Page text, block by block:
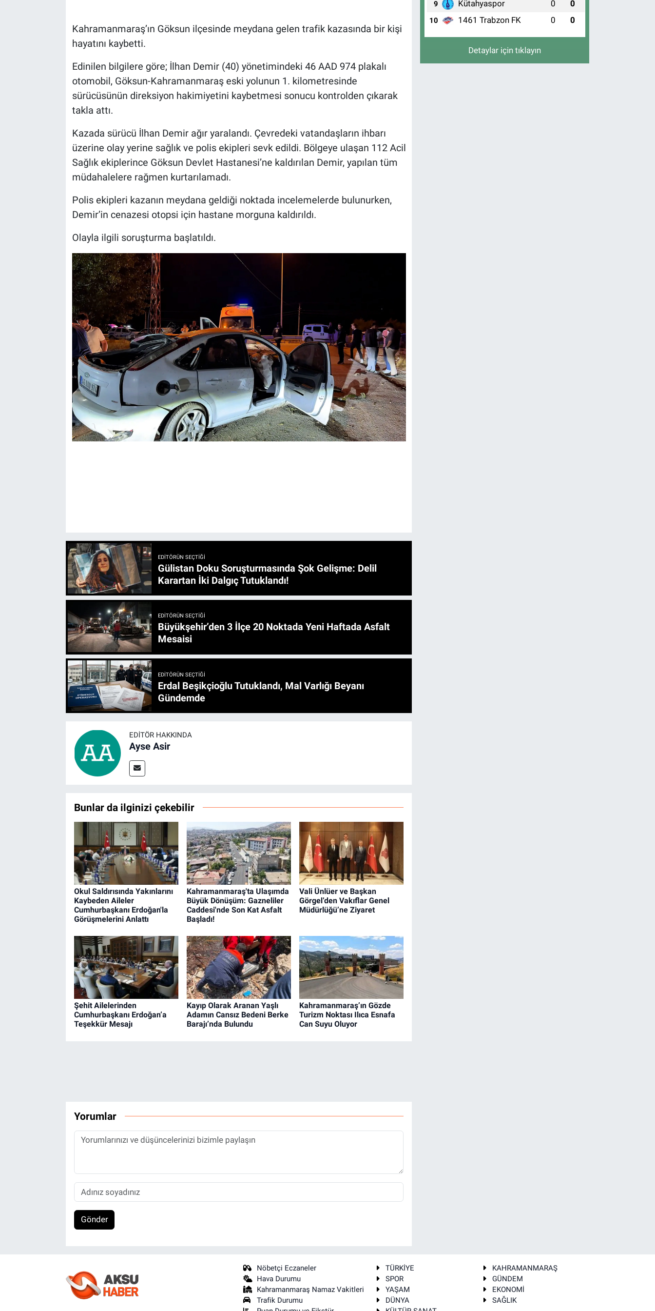
Kahramanmaraş’ın Göksun ilçesinde meydana gelen trafik kazasında bir kişi
hayatını kaybetti.
Edinilen bilgilere göre; İlhan Demir (40) yönetimindeki 46 AAD 974 plakalı
otomobil, Göksun-Kahramanmaraş eski yolunun 1. kilometresinde
sürücüsünün direksiyon hakimiyetini kaybetmesi sonucu kontrolden çıkarak
takla attı.
Kazada sürücü İlhan Demir ağır yaralandı. Çevredeki vatandaşların ihbarı
üzerine olay yerine sağlık ve polis ekipleri sevk edildi. Bölgeye ulaşan 112 Acil
Sağlık ekiplerince Göksun Devlet Hastanesi’ne kaldırılan Demir, yapılan tüm
müdahalelere rağmen kurtarılamadı.
Polis ekipleri kazanın meydana geldiği noktada incelemelerde bulunurken,
Demir’in cenazesi otopsi için hastane morguna kaldırıldı.
Olayla ilgili soruşturma başlatıldı.
EDITÖRÜN SEÇTIĞI
Gülistan Doku Soruşturmasında Şok Gelişme: Delil
Karartan İki Dalgıç Tutuklandı!
EDITÖRÜN SEÇTIĞI
Büyükşehir’den 3 İlçe 20 Noktada Yeni Haftada Asfalt
Mesaisi
EDITÖRÜN SEÇTIĞI
Erdal Beşikçioğlu Tutuklandı, Mal Varlığı Beyanı
Gündemde
EDITÖR HAKKINDA
Ayse Asir
Bunlar da ilginizi çekebilir
Okul Saldırısında Yakınlarını
Kaybeden Aileler
Cumhurbaşkanı Erdoğan'la
Görüşmelerini Anlattı
Kahramanmaraş'ta Ulaşımda
Büyük Dönüşüm: Gazneliler
Caddesi'nde Son Kat Asfalt
Başladı!
Vali Ünlüer ve Başkan
Görgel’den Vakıflar Genel
Müdürlüğü’ne Ziyaret
Şehit Ailelerinden
Cumhurbaşkanı Erdoğan’a
Teşekkür Mesajı
Kayıp Olarak Aranan Yaşlı
Adamın Cansız Bedeni Berke
Barajı’nda Bulundu
Kahramanmaraş’ın Gözde
Turizm Noktası Ilıca Esnafa
Can Suyu Oluyor
Yorumlar
Gönder
9 Kütahyaspor 0 0
10 1461 Trabzon FK 0 0
Detaylar için tıklayın
Nöbetçi Eczaneler
Hava Durumu
Kahramanmaraş Namaz Vakitleri
Trafik Durumu
TÜRKİYE
KAHRAMANMARAŞ
SPOR
GÜNDEM
YAŞAM
EKONOMİ
DÜNYA
SAĞLIK